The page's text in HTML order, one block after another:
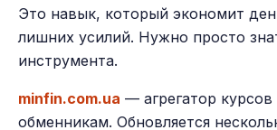
Это навык, который экономит
лишних усилий. Нужно просто
инструмента.
minfin.com.ua — агрегатор
обменникам. Обновляется